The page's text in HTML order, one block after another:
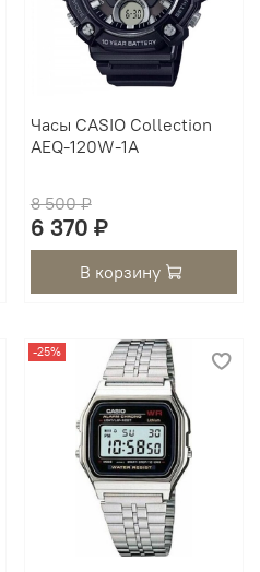
Часы CASIO Collection
AEQ-120W-1A
8 500 ₽
6 370 ₽
В корзину
-25%